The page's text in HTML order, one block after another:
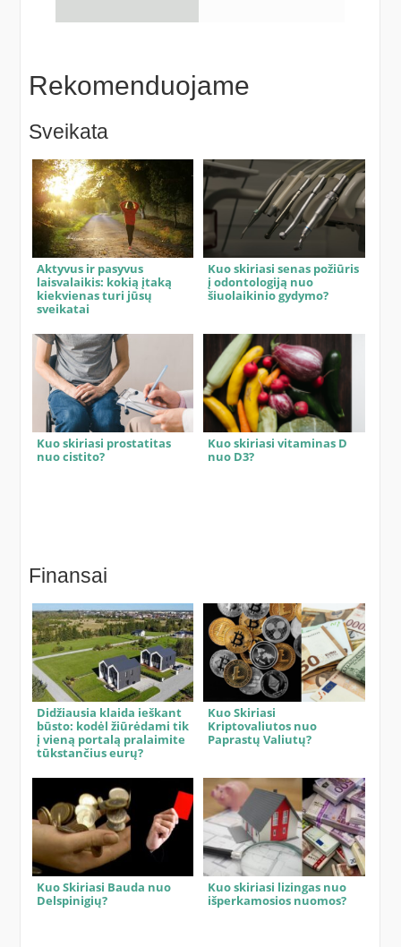
Rekomenduojame
Sveikata
Aktyvus ir pasyvus
laisvalaikis: kokią įtaką
kiekvienas turi jūsų
sveikatai
Kuo skiriasi senas požiūris
į odontologiją nuo
šiuolaikinio gydymo?
Kuo skiriasi prostatitas
nuo cistito?
Kuo skiriasi vitaminas D
nuo D3?
Finansai
Didžiausia klaida ieškant
būsto: kodėl žiūrėdami tik
į vieną portalą pralaimite
tūkstančius eurų?
Kuo Skiriasi
Kriptovaliutos nuo
Paprastų Valiutų?
Kuo Skiriasi Bauda nuo
Delspinigių?
Kuo skiriasi lizingas nuo
išperkamosios nuomos?